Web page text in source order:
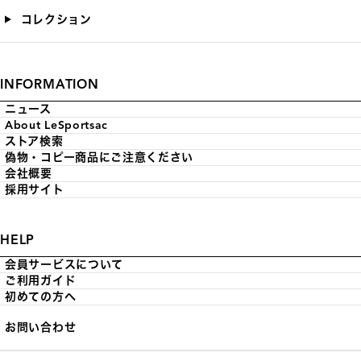
コレクション
INFORMATION
ニュース
About LeSportsac
ストア検索
偽物・コピー商品にご注意ください
会社概要
採用サイト
HELP
会員サービスについて
ご利用ガイド
初めての方へ
お問い合わせ